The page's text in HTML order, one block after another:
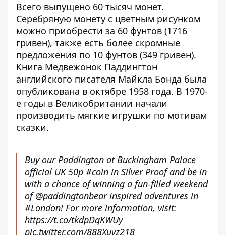
Всего выпущено 60 тысяч монет.
Серебряную монету с цветным рисунком
можно приобрести за 60 фунтов (1716
гривен), также есть более скромные
предложения по 10 фунтов (349 гривен).
Книга Медвежонок Паддингтон
английского писателя Майкла Бонда была
опубликована в октябре 1958 года. В 1970-
е годы в Великобритании начали
производить мягкие игрушки по мотивам
сказки.
Buy our Paddington at Buckingham Palace
official UK 50p #coin in Silver Proof and be in
with a chance of winning a fun-filled weekend
of@paddingtonbearinspired adventures in
#London! For more information, visit:
https://t.co/tkdpDqKWUy
pic.twitter.com/888Xuvz218